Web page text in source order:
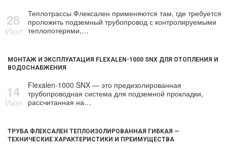
28
Июл
Теплотрассы Флексален применяются там, где требуется
проложить подземный трубопровод с контролируемыми
теплопотерями,…
МОНТАЖ И ЭКСПЛУАТАЦИЯ FLEXALEN-1000 SNX ДЛЯ ОТОПЛЕНИЯ И
ВОДОСНАБЖЕНИЯ
14
Июн
Flexalen-1000 SNX — это предизолированная
трубопроводная система для подземной прокладки,
рассчитанная на…
ТРУБА ФЛЕКСАЛЕН ТЕПЛОИЗОЛИРОВАННАЯ ГИБКАЯ —
ТЕХНИЧЕСКИЕ ХАРАКТЕРИСТИКИ И ПРЕИМУЩЕСТВА